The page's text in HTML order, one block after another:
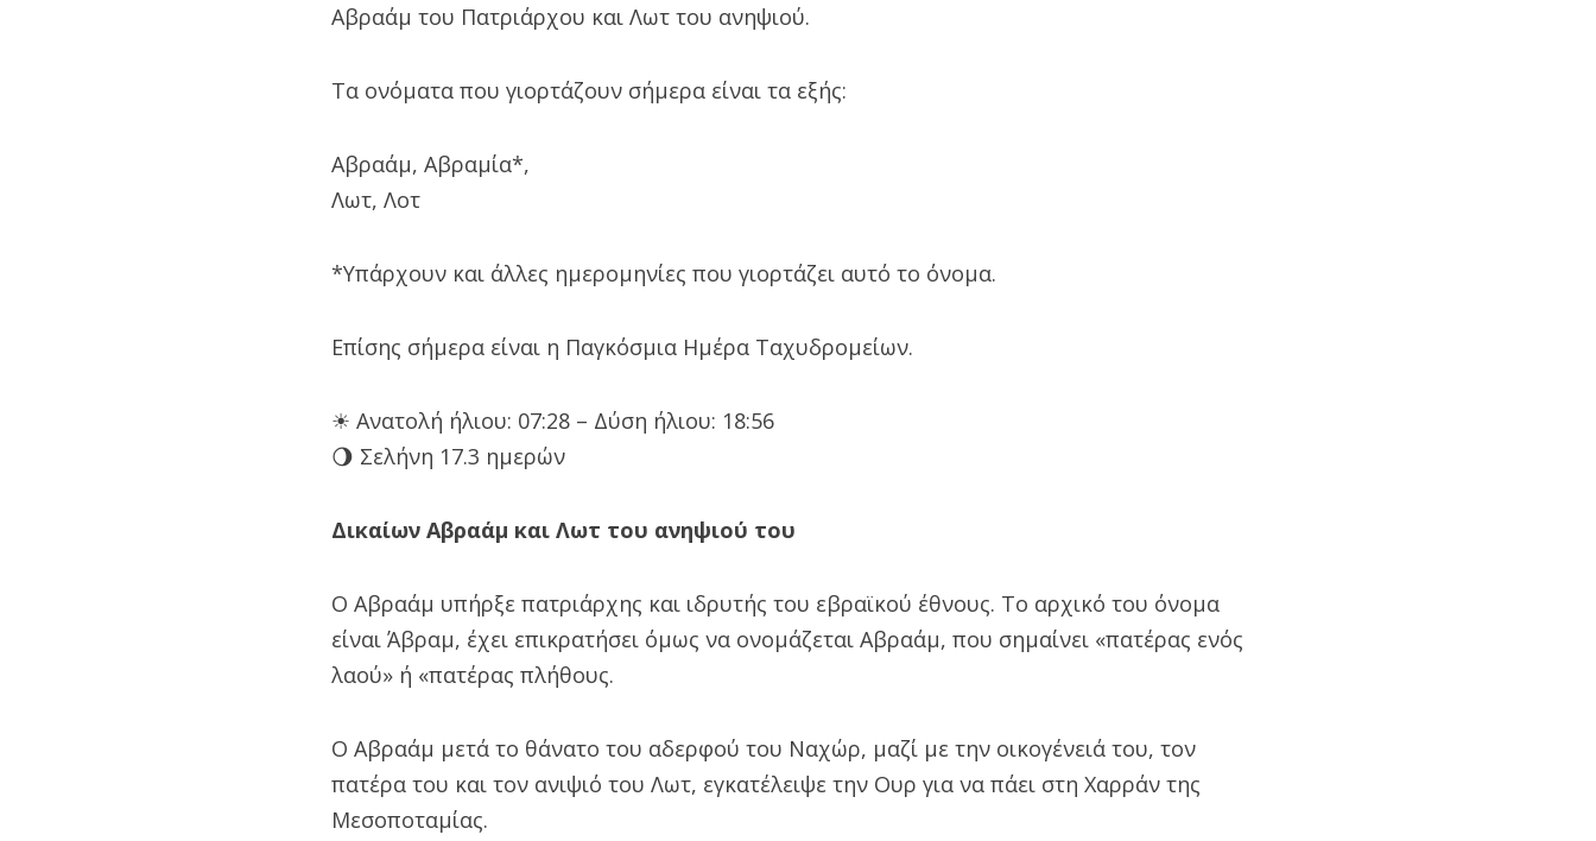
Αβραάμ του Πατριάρχου και Λωτ του ανηψιού.
Τα ονόματα που γιορτάζουν σήμερα είναι τα εξής:
Αβραάμ, Αβραμία*,
Λωτ, Λοτ
*Υπάρχουν και άλλες ημερομηνίες που γιορτάζει αυτό το όνομα.
Επίσης σήμερα είναι η Παγκόσμια Ημέρα Ταχυδρομείων.
☀ Ανατολή ήλιου: 07:28 – Δύση ήλιου: 18:56
🌖 Σελήνη 17.3 ημερών
Δικαίων Αβραάμ και Λωτ του ανηψιού του
Ο Αβραάμ υπήρξε πατριάρχης και ιδρυτής του εβραϊκού έθνους. Το αρχικό του όνομα
είναι Άβραμ, έχει επικρατήσει όμως να ονομάζεται Αβραάμ, που σημαίνει «πατέρας ενός
λαού» ή «πατέρας πλήθους.
Ο Αβραάμ μετά το θάνατο του αδερφού του Ναχώρ, μαζί με την οικογένειά του, τον
πατέρα του και τον ανιψιό του Λωτ, εγκατέλειψε την Ουρ για να πάει στη Χαρράν της
Μεσοποταμίας.